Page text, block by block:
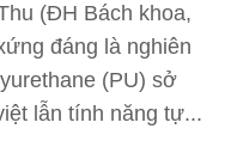
(ĐH Bách khoa,
đáng là nghiên
(PU) sở
lẫn tính năng tự...